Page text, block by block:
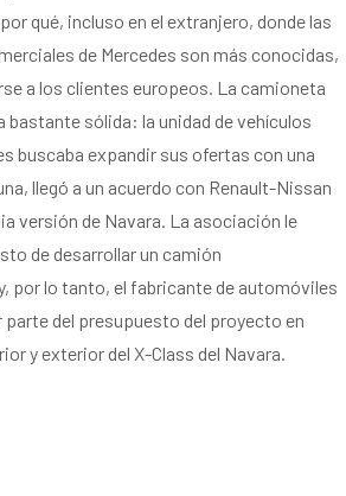
qué, incluso en el extranjero, donde las
de Mercedes son más conocidas,
a los clientes europeos. La camioneta
bastante sólida: la unidad de vehículos
buscaba expandir sus ofertas con una
llegó a un acuerdo con Renault-Nissan
versión de Navara. La asociación le
de desarrollar un camión
por lo tanto, el fabricante de automóviles
del presupuesto del proyecto en
y exterior del X-Class del Navara.